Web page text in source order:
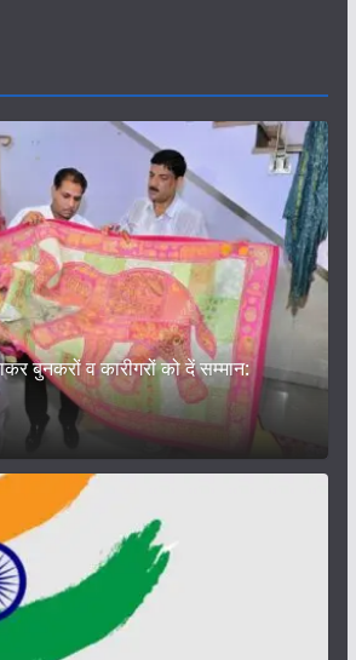
बुनकरों व कारीगरों को दें सम्मान: